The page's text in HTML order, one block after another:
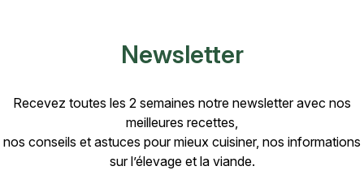
Newsletter
Recevez toutes les 2 semaines notre newsletter avec nos
meilleures recettes,
nos conseils et astuces pour mieux cuisiner, nos informations
sur l’élevage et la viande.